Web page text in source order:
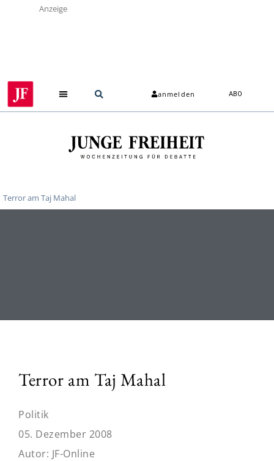
Anzeige
anmelden ABO
Terror am Taj Mahal
Terror am Taj Mahal
Politik
05. Dezember 2008
Autor: JF-Online